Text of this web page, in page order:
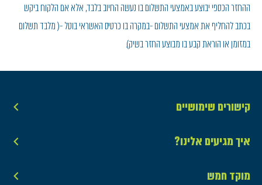
ההחזר הכספי יבוצע באמצעי התשלום בו נעשה החיוב בלבד, אלא אם הלקוח ביקש
בכתב להחליף את אמצעי התשלום -במקרה בו כרטיס האשראי בוטל -( מלבד תשלום
במזומן או הוראת קבע בו מבוצע החזר בשיק).
קישורים שימושיים
איך מגיעים אלינו?
מוקד חמש